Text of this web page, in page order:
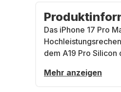
Das iPhone 17 Pro
dem A19 Pro
Mehr anzeigen